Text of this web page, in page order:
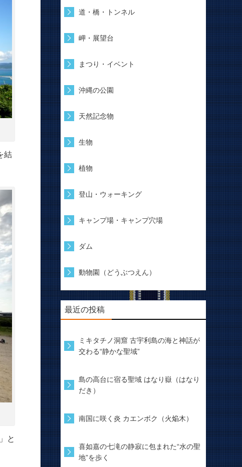
結
と
道・橋・トンネル
岬・展望台
まつり・イベント
沖縄の公園
天然記念物
生物
植物
登山・ウォーキング
キャンプ場・キャンプ穴場
ダム
動物園（どうぶつえん）
最近の投稿
ミキタチノ洞窟 古宇利島の海と神話が
交わる“静かな聖域”
島の高台に宿る聖域 はなり嶽（はなり
だき）
南国に咲く炎 カエンボク（火焔木）
喜如嘉の七滝の静寂に包まれた“水の聖
地”を歩く